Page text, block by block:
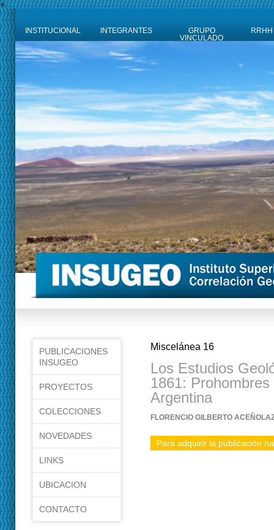
+
INSTITUCIONAL INTEGRANTES
GRUPO
VINCULADO
RRHH
PUBLICACIONES
INSUGEO
PROYECTOS
COLECCIONES
NOVEDADES
LINKS
UBICACION
CONTACTO
Miscelánea 16
Los Estudios
1861:
Argentina
FLORENCIO GILBERTO
Para adquirir la publicación